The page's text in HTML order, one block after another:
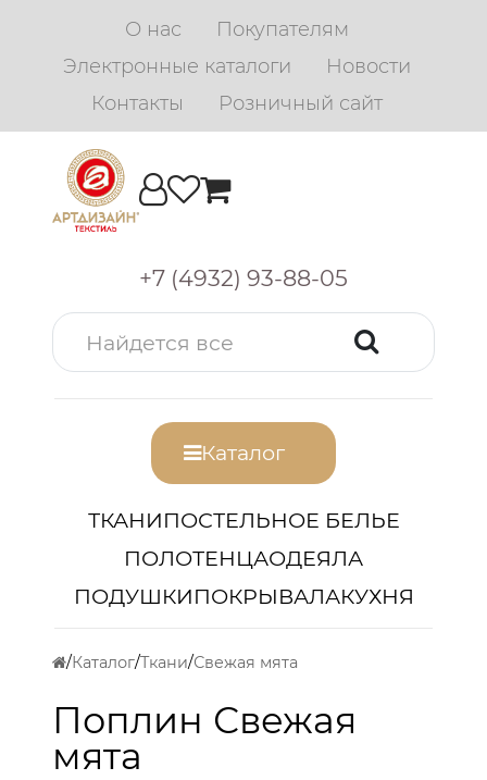
О нас
Покупателям
Электронные каталоги
Новости
Контакты
Розничный сайт
+7 (4932) 93-88-05
Каталог
ТКАНИПОСТЕЛЬНОЕ БЕЛЬЕ
ПОЛОТЕНЦАОДЕЯЛА
ПОДУШКИПОКРЫВАЛАКУХНЯ
Каталог Ткани Свежая мята
Поплин Свежая
мята